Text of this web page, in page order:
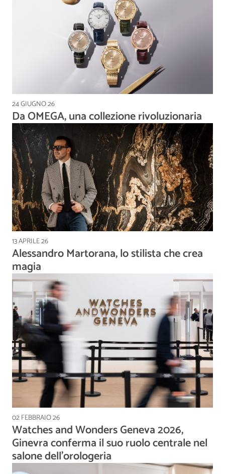
24 GIUGNO 26
Da OMEGA, una collezione rivoluzionaria
13 APRILE 26
Alessandro Martorana, lo stilista che crea
magia
02 FEBBRAIO 26
Watches and Wonders Geneva 2026,
Ginevra conferma il suo ruolo centrale nel
salone dell’orologeria